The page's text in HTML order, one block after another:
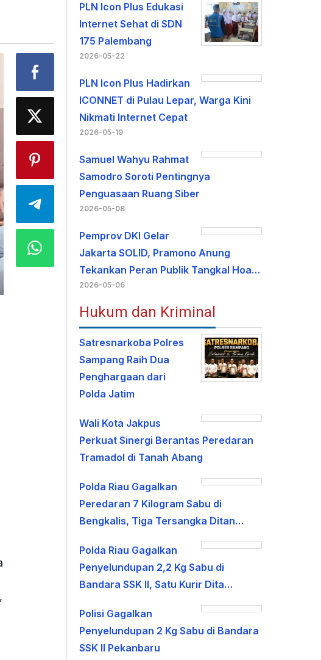
PLN Icon Plus Edukasi
Internet Sehat di SDN
175 Palembang
2026-05-22
PLN Icon Plus Hadirkan
ICONNET di Pulau Lepar, Warga Kini
Nikmati Internet Cepat
2026-05-19
Samuel Wahyu Rahmat
Samodro Soroti Pentingnya
Penguasaan Ruang Siber
2026-05-08
Pemprov DKI Gelar
Jakarta SOLID, Pramono Anung
Tekankan Peran Publik Tangkal Hoa…
2026-05-06
Hukum dan Kriminal
Satresnarkoba Polres
Sampang Raih Dua
Penghargaan dari
Polda Jatim
Wali Kota Jakpus
Perkuat Sinergi Berantas Peredaran
Tramadol di Tanah Abang
Polda Riau Gagalkan
Peredaran 7 Kilogram Sabu di
Bengkalis, Tiga Tersangka Ditan…
Polda Riau Gagalkan
Penyelundupan 2,2 Kg Sabu di
Bandara SSK II, Satu Kurir Dita…
Polisi Gagalkan
Penyelundupan 2 Kg Sabu di Bandara
SSK II Pekanbaru